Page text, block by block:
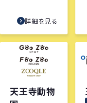
詳細を見る
天王寺動物